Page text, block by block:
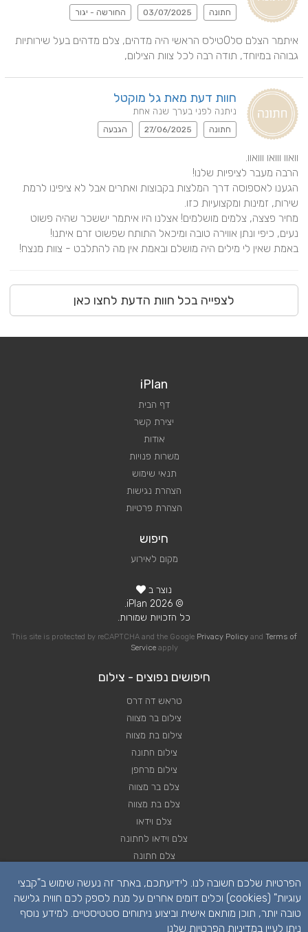
חתונה 03/07/2025 החורשה - יגור
גבוהה במיוחד, תודה רבה לכל צוות הצילום,
חוות דעת מאת גל מוקטל
ניתנה לפני בערך שנה אחת
חתונה 27/06/2025 הגבעה
באמת שאין לי מילים היה מושלם ובאמת אין מה להתלבט - צוות מנצח!
לצפייה בכל חוות הדעת לחצו כאן
iPlan
דף הבית
יצירת קשר
אודות
משרות פנויות
תנאי שימוש
הצהרת נגישות
הצהרת פרטיות
חיפוש
מקום לאירוע
נוצר ב
© 2026 iPlan.
כל הזכויות שמורות.
This site is protected by reCAPTCHA and the Google Privacy Policy and Terms of
Serviceapply
חיפושים נפוצים - צילום
טראש דה דרס
צילום בר מצווה
צילום בת מצווה
צילום חתונה
צילום מרחפן
צלם בר מצווה
צלם בת מצווה
צלם וידאו
צלם וידאו לחתונה
צלם חתונה
צלם סטילס
רחפן לחתונה
הפרטיות שלכם חשובה לנו. לידיעתכם, באתר זה נעשה שימוש ב"קבצי
עוגיות" (cookies) וכלים דומים אחרים על מנת לספק לכם חווית גלישה
טובה יותר, תוכן מותאם אישית וביצוע ניתוחים סטטיסטיים. למידע נוסף
ניתן לעיין במדיניות הפרטיות שלנו